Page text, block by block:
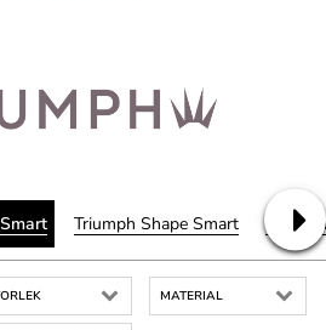
Triumph Shape Smart
MATERIAL